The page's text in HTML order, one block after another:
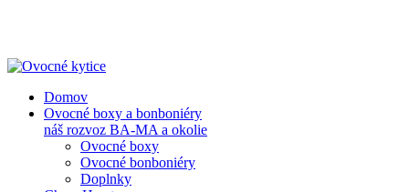
window
window
Domov
Ovocné boxy a bonboniéry
náš rozvoz BA-MA a okolie
Ovocné boxy
Ovocné bonboniéry
Doplnky